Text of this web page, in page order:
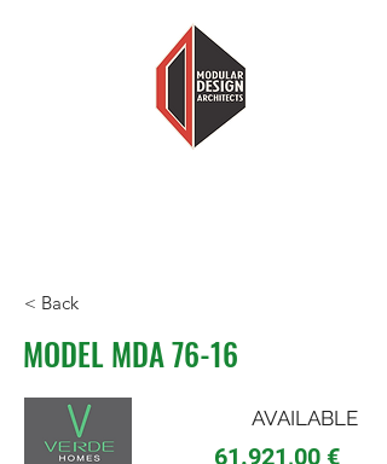
< Back
MODEL MDA 76-16
AVAILABLE
61.921,00 €